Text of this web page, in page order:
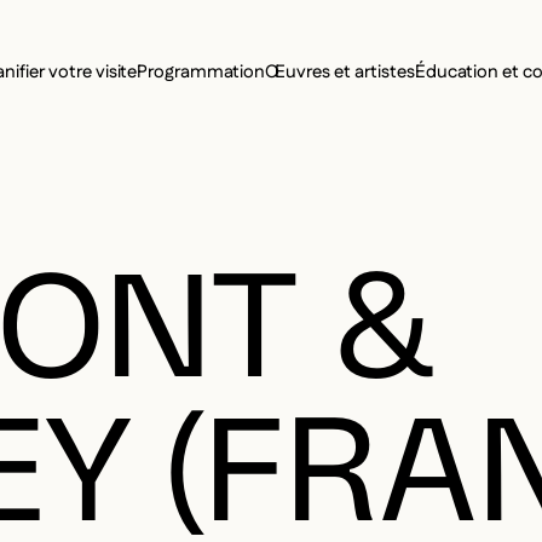
MENU
votre visiteProgrammationŒuvres et artistesÉducation et
&